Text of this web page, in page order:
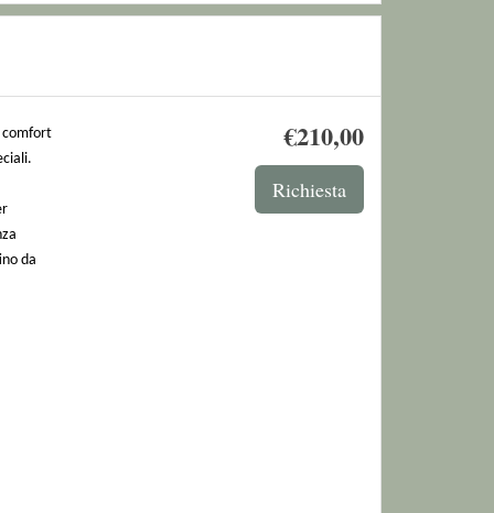
comfort
da
€210,00